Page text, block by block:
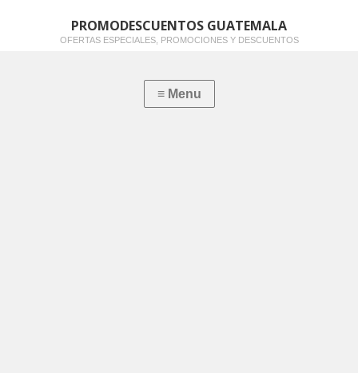
PROMODESCUENTOS GUATEMALA
OFERTAS ESPECIALES, PROMOCIONES Y DESCUENTOS